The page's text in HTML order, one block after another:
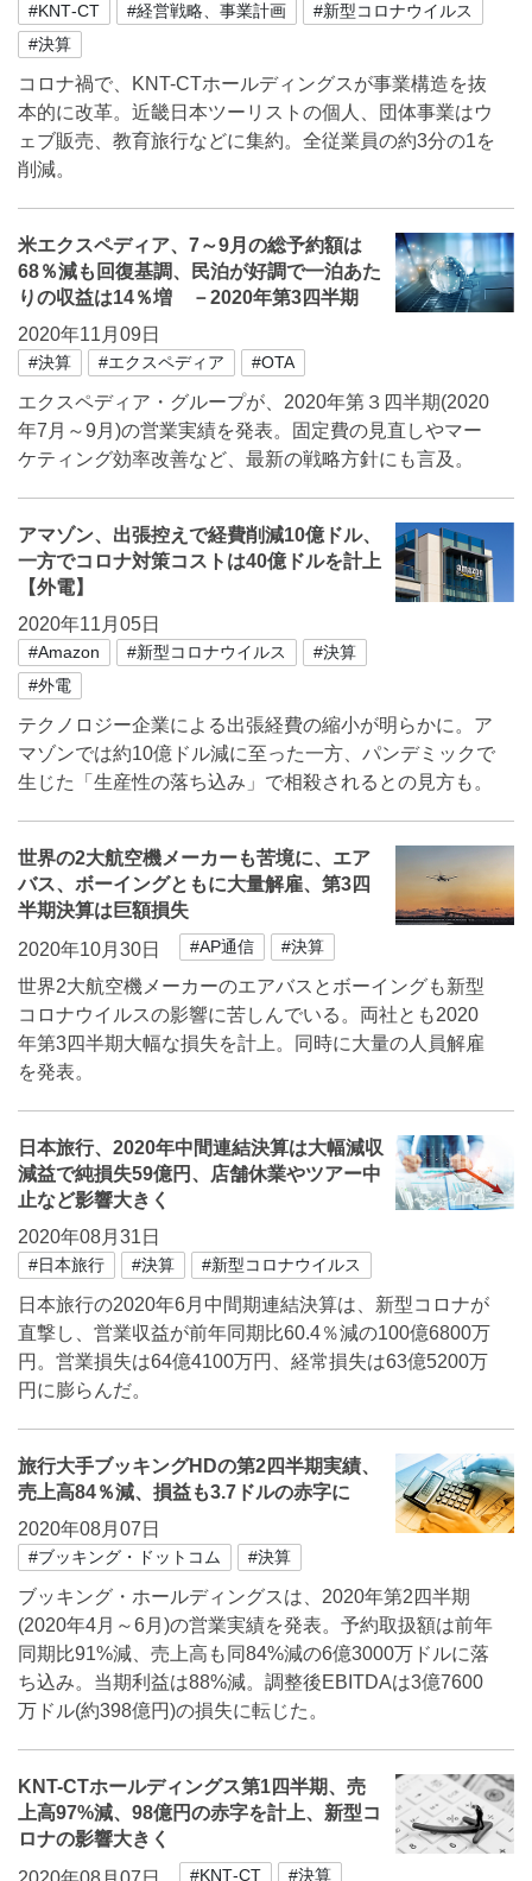
#KNT‐CT #経営戦略、事業計画
#新型コロナウイルス
#決算
コロナ禍で、KNT-CTホールディングスが事業構造を抜
本的に改革。近畿日本ツーリストの個人、団体事業はウ
ェブ販売、教育旅行などに集約。全従業員の約3分の1を
削減。
米エクスペディア、7～9月の総予約額は
68％減も回復基調、民泊が好調で一泊あた
りの収益は14％増 －2020年第3四半期
2020年11月09日
#決算 #エクスペディア #OTA
エクスペディア・グループが、2020年第３四半期(2020
年7月～9月)の営業実績を発表。固定費の見直しやマー
ケティング効率改善など、最新の戦略方針にも言及。
アマゾン、出張控えで経費削減10億ドル、
一方でコロナ対策コストは40億ドルを計上
【外電】
2020年11月05日
#Amazon #新型コロナウイルス
#決算
#外電
テクノロジー企業による出張経費の縮小が明らかに。ア
マゾンでは約10億ドル減に至った一方、パンデミックで
生じた「生産性の落ち込み」で相殺されるとの見方も。
世界の2大航空機メーカーも苦境に、エア
バス、ボーイングともに大量解雇、第3四
半期決算は巨額損失
2020年10月30日
#AP通信 #決算
世界2大航空機メーカーのエアバスとボーイングも新型
コロナウイルスの影響に苦しんでいる。両社とも2020
年第3四半期大幅な損失を計上。同時に大量の人員解雇
を発表。
日本旅行、2020年中間連結決算は大幅減収
減益で純損失59億円、店舗休業やツアー中
止など影響大きく
2020年08月31日
#日本旅行 #決算 #新型コロナウイルス
日本旅行の2020年6月中間期連結決算は、新型コロナが
直撃し、営業収益が前年同期比60.4％減の100億6800万
円。営業損失は64億4100万円、経常損失は63億5200万
円に膨らんだ。
旅行大手ブッキングHDの第2四半期実績、
売上高84％減、損益も3.7ドルの赤字に
2020年08月07日
#ブッキング・ドットコム #決算
ブッキング・ホールディングスは、2020年第2四半期
(2020年4月～6月)の営業実績を発表。予約取扱額は前年
同期比91%減、売上高も同84%減の6億3000万ドルに落
ち込み。当期利益は88%減。調整後EBITDAは3億7600
万ドル(約398億円)の損失に転じた。
KNT-CTホールディングス第1四半期、売
上高97%減、98億円の赤字を計上、新型コ
ロナの影響大きく
#KNT‐CT #決算